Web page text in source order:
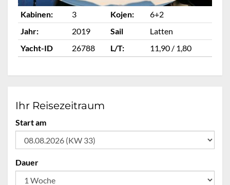
Kabinen: 3 Kojen:
6+2
Jahr:
2019 Sail
Latten
Yacht-ID
26788 L/T: 11,90 / 1,80
Ihr Reisezeitraum
Start am
Dauer